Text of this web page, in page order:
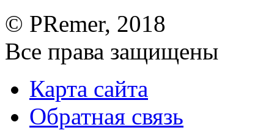
© PRemer, 2018
Все права защищены
Карта сайта
Обратная связь